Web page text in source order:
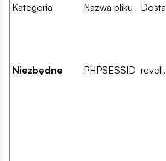
Kategoria Nazwa pliku
Niezbędne PHPSESSID